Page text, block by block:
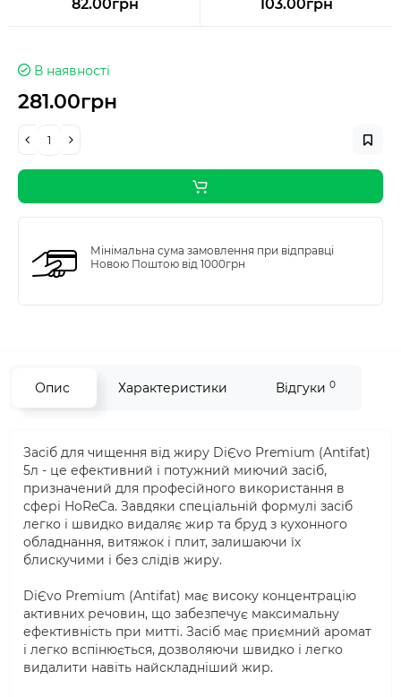
82.00грн 103.00грн
В наявності
281.00грн
Мінімальна сума замовлення при відправці
Новою Поштою від 1000грн
Опис Характеристики Відгуки 0
Засіб для чищення від жиру DiЄvo Premium (Antifat)
5л - це ефективний і потужний миючий засіб,
призначений для професійного використання в
сфері HoReCa. Завдяки спеціальній формулі засіб
легко і швидко видаляє жир та бруд з кухонного
обладнання, витяжок і плит, залишаючи їх
блискучими і без слідів жиру.
DiЄvo Premium (Antifat) має високу концентрацію
активних речовин, що забезпечує максимальну
ефективність при митті. Засіб має приємний аромат
і легко вспінюється, дозволяючи швидко і легко
видалити навіть найскладніший жир.